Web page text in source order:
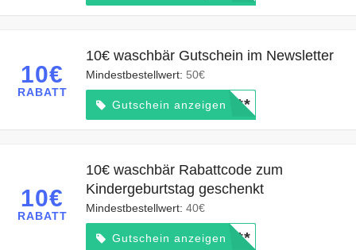
10€
RABATT
10€ waschbär Gutschein im Newsletter
Mindestbestellwert: 50€
Gutschein anzeigen*****
10€
RABATT
10€ waschbär Rabattcode zum
Kindergeburtstag geschenkt
Mindestbestellwert: 40€
Gutschein anzeigen*****